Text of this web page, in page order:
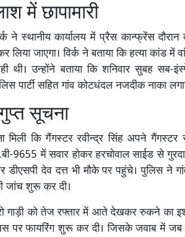
में छापामारी
ने स्थानीय कार्यालय में प्रैस कान्फ्रेंस दौरान
लिया जाएगा। विर्क ने बताया कि हत्या कांड में
थी। उन्होंने बताया कि शनिवार सुबह सब-
पार्टी सहित गांव कोटधंदल नजदीक नाका
सूचना
मिली कि गैंगस्टर रवीन्द्र सिंह अपने गैंगस्टर
9655 में सवार होकर हरचोवाल साईड से
देव दत्त भी मौके पर पहुंचे। पुलिस ने
जांच शुरू कर दी।
गाड़ी को तेज रफ्तार में आते देखकर रुकने का
पर फायरिंग शुरू कर दी। जिसके जवाब में